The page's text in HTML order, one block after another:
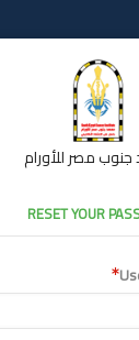
مصر للأورام
RESET YOUR